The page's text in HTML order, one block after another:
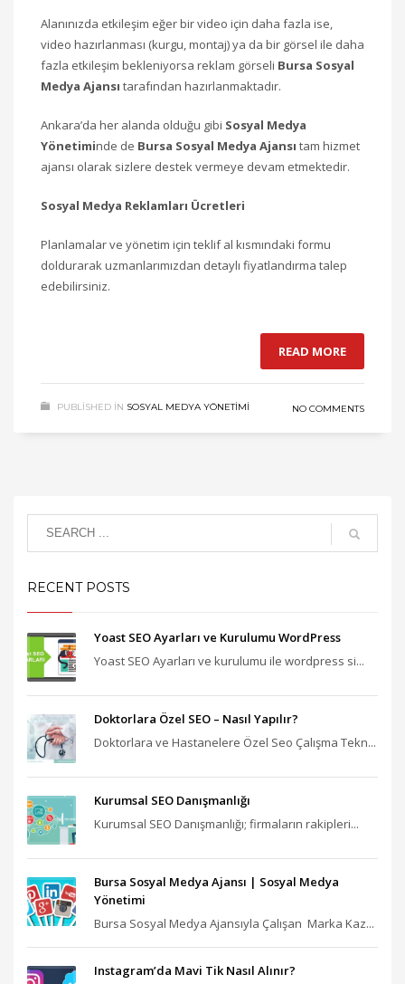
Alanınızda etkileşim eğer bir video için daha fazla ise,
video hazırlanması (kurgu, montaj) ya da bir görsel ile daha
fazla etkileşim bekleniyorsa reklam görseli Bursa Sosyal
Medya Ajansı ‎ tarafından hazırlanmaktadır.
Ankara’da her alanda olduğu gibi Sosyal Medya
Yönetiminde de Bursa Sosyal Medya Ajansı‎ tam hizmet
ajansı olarak sizlere destek vermeye devam etmektedir.
Sosyal Medya Reklamları Ücretleri
Planlamalar ve yönetim için teklif al kısmındaki formu
doldurarak uzmanlarımızdan detaylı fiyatlandırma talep
edebilirsiniz.
READ MORE
PUBLISHED IN SOSYAL MEDYA YÖNETIMI NO COMMENTS
RECENT POSTS
Yoast SEO Ayarları ve Kurulumu WordPress
Yoast SEO Ayarları ve kurulumu ile wordpress si...
Doktorlara Özel SEO – Nasıl Yapılır?
Doktorlara ve Hastanelere Özel Seo Çalışma Tekn...
Kurumsal SEO Danışmanlığı
Kurumsal SEO Danışmanlığı; firmaların rakipleri...
Bursa Sosyal Medya Ajansı‎ | Sosyal Medya
Yönetimi
Bursa Sosyal Medya Ajansıyla Çalışan Marka Kaz...
Instagram’da Mavi Tik Nasıl Alınır?